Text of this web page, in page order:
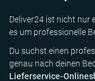
Deliver24 ist nicht nur
es um professionelle
Du suchst einen
genau nach deinen
Lieferservice-